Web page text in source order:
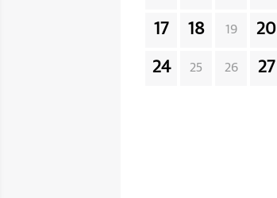
17 18 19 20
24 25 26 27